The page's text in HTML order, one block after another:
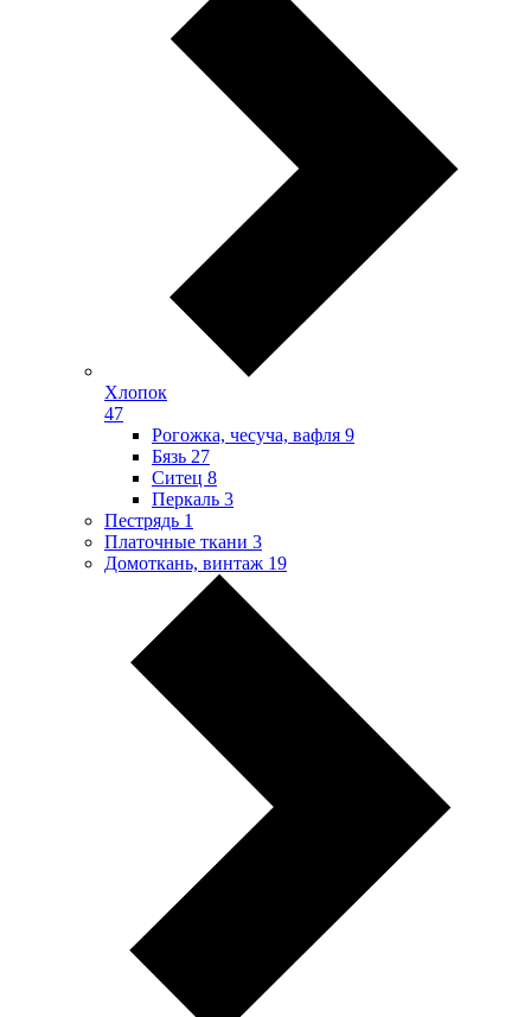
Хлопок
47
Рогожка, чесуча, вафля 9
Бязь 27
Ситец 8
Перкаль 3
Пестрядь 1
Платочные ткани 3
Домоткань, винтаж 19